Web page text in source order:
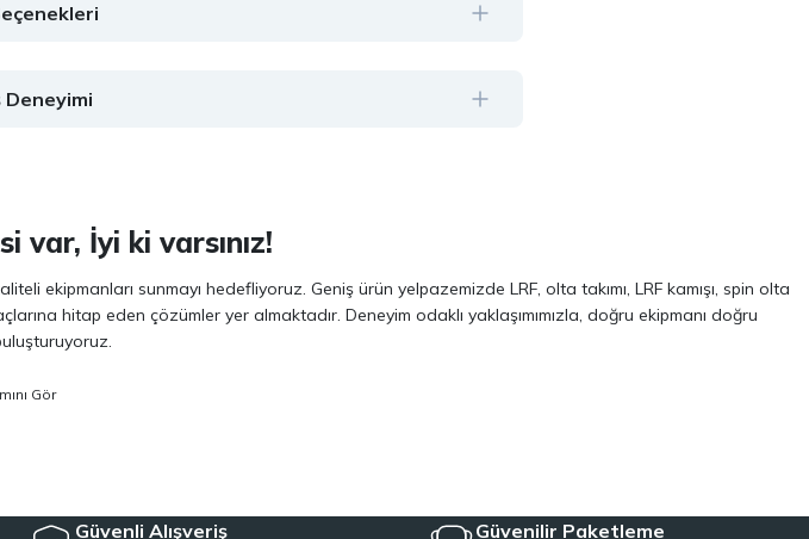
Deneyimi
var, İyi ki varsınız!
ekipmanları sunmayı hedefliyoruz. Geniş ürün yelpazemizde LRF, olta takımı, LRF kamışı, spin olta
hitap eden çözümler yer almaktadır. Deneyim odaklı yaklaşımımızla, doğru ekipmanı doğru
gibi lider markaların en güncel ve performans odaklı modellerinden oluşur. Özellikle LRF avcılığı ve
mümkün kılıyoruz. Her seviyeye uygun ekipmanları tek çatı altında topluyoruz.
Güvenli Alışveriş Güvenilir Paketleme